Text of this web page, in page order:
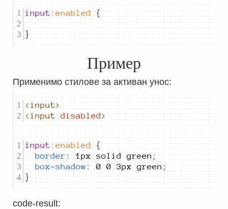
input :enabled
}
Пример
Применимо стилове за активан унос:
<input>
<input disabled>
input :enabled
border : 1px solid green ;
box-shadow : 0 0 3px green ;
}
code-result: